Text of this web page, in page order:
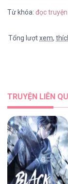
Từ khóa: đọc truyện
Tổng lượtxem,
TRUYỆN LIÊN